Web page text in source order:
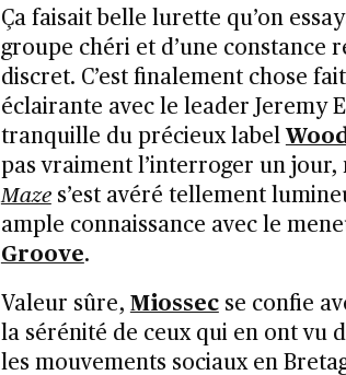
Ça faisait belle lurette qu’on
groupe chéri et d’une constance
discret. C’est finalement chose
éclairante avec le leader Jeremy
tranquille du précieux label
pas vraiment l’interroger un jour,
Mazes’est avéré tellement
ample connaissance avec le
Groove.
Valeur sûre, Miossecse confie
la sérénité de ceux qui en ont vu
les mouvements sociaux en